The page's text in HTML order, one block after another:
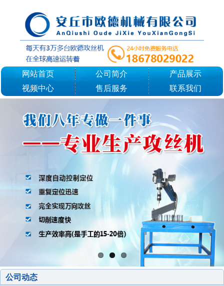
网站首页 公司简介
产品展示
视频中心
售后服务 联系我们
公司动态